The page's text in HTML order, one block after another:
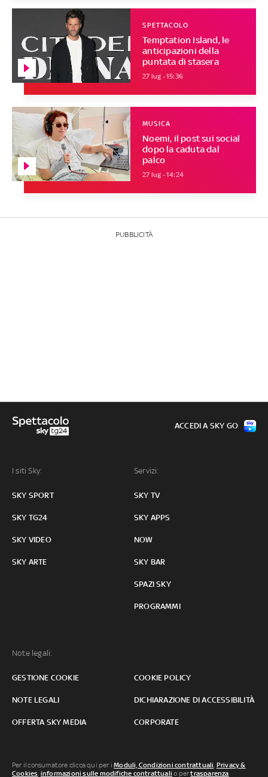
Temptation Island, le
anticipazioni della
puntata di stasera
SPETTACOLO
27 lug - 15:36
Noemi, il post sui social
dopo la caduta dal
palco
MUSICA
27 lug - 14:24
PUBBLICITÀ
I siti Sky:
SKY SPORT
SKY TG24
SKY VIDEO
SKY ARTE
Servizi:
SKY TV
SKY APPS
NOW
SKY BAR
SPAZI SKY
PROGRAMMI
Note legali:
GESTIONE COOKIE COOKIE POLICY
NOTE LEGALI DICHIARAZIONE DI ACCESSIBILITÀ
OFFERTA SKY MEDIA CORPORATE
ACCEDI A SKY GO
Per il consumatore clicca qui per iModuli, Condizioni contrattuali, Privacy &
Cookies, informazioni sulle modifiche contrattuali o pertrasparenza